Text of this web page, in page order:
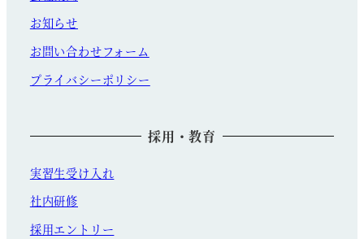
お知らせ
お問い合わせフォーム
プライバシーポリシー
採用・教育
実習生受け入れ
社内研修
採用エントリー